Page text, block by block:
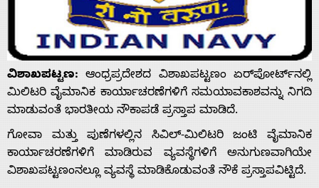
ವಿಶಾಖಪಟ್ಟಣ: ಆಂಧ್ರಪ್ರದೇಶದ ವಿಶಾಖಪಟ್ಟಣಂ ಏರ್‌ಪೋರ್ಟ್‌ನಲ್ಲಿ
ಮಿಲಿಟರಿ ವೈಮಾನಿಕ ಕಾರ್ಯಾಚರಣೆಗಳಿಗೆ ಸಮಯಾವಕಾಶವನ್ನು ನಿಗದಿ
ಮಾಡುವಂತೆ ಭಾರತೀಯ ನೌಕಾಪಡೆ ಪ್ರಸ್ತಾಪ ಮಾಡಿದೆ.
ಗೋವಾ ಮತ್ತು ಪುಣೆಗಳಲ್ಲಿನ ಸಿವಿಲ್-ಮಿಲಿಟರಿ ಜಂಟಿ ವೈಮಾನಿಕ
ಕಾರ್ಯಾಚರಣೆಗಳಿಗೆ ಮಾಡಿರುವ ವ್ಯವಸ್ಥೆಗಳಿಗೆ ಅನುಗುಣವಾಗಿಯೇ
ವಿಶಾಖಪಟ್ಟಣಂನಲ್ಲೂ ವ್ಯವಸ್ಥೆ ಮಾಡಿಕೊಡುವಂತೆ ನೌಕೆ ಪ್ರಸ್ತಾಪವಿಟ್ಟಿದೆ.